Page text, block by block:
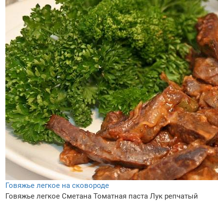
Говяжье легкое на сковороде
Говяжье легкое Сметана Томатная паста Лук репчатый